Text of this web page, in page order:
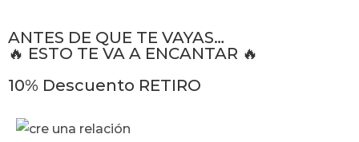
ANTES DE QUE TE VAYAS…
🔥 ESTO TE VA A ENCANTAR 🔥
10% Descuento RETIRO